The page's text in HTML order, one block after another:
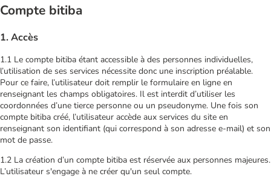
Compte bitiba
1. Accès
1.1 Le compte bitiba étant accessible à des personnes individuelles,
l’utilisation de ses services nécessite donc une inscription préalable.
Pour ce faire, l’utilisateur doit remplir le formulaire en ligne en
renseignant les champs obligatoires. Il est interdit d’utiliser les
coordonnées d’une tierce personne ou un pseudonyme. Une fois son
compte bitiba créé, l’utilisateur accède aux services du site en
renseignant son identifiant (qui correspond à son adresse e-mail) et son
mot de passe.
1.2 La création d’un compte bitiba est réservée aux personnes majeures.
L’utilisateur s'engage à ne créer qu'un seul compte.